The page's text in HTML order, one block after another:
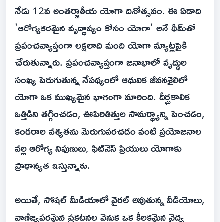
నేడు 12వ అంతర్జాతీయ యోగా దినోత్సవం. ఈ ఏడాది
'ఆరోగ్యకరమైన వృద్ధాప్యం కోసం యోగా' అనే థీమ్‌తో
ప్రపంచవ్యాప్తంగా లక్షలాది మంది యోగా మ్యాట్లపైకి
చేరుతున్నారు. ప్రపంచవ్యాప్తంగా జనాభాలో వృద్ధుల
సంఖ్య పెరుగుతున్న నేపథ్యంలో ఆధునిక జీవనశైలిలో
యోగా ఒక ముఖ్యమైన భాగంగా మారింది. దీర్ఘకాలిక
ఒత్తిడిని తగ్గించడం, ఊపిరితిత్తుల సామర్థ్యాన్ని పెంచడం,
కండరాల వశ్యతను మెరుగుపరచడం వంటి ప్రయోజనాల
వల్ల ఆరోగ్య నిపుణులు, ఫిట్‌నెస్ ప్రియులు యోగాకు
ప్రాధాన్యత ఇస్తున్నారు.
అయితే, సోషల్ మీడియాలో వైరల్ అవుతున్న వీడియోలు,
వాణిజ్యపరమైన ప్రకటనల వెనుక ఒక కీలకమైన వైద్య